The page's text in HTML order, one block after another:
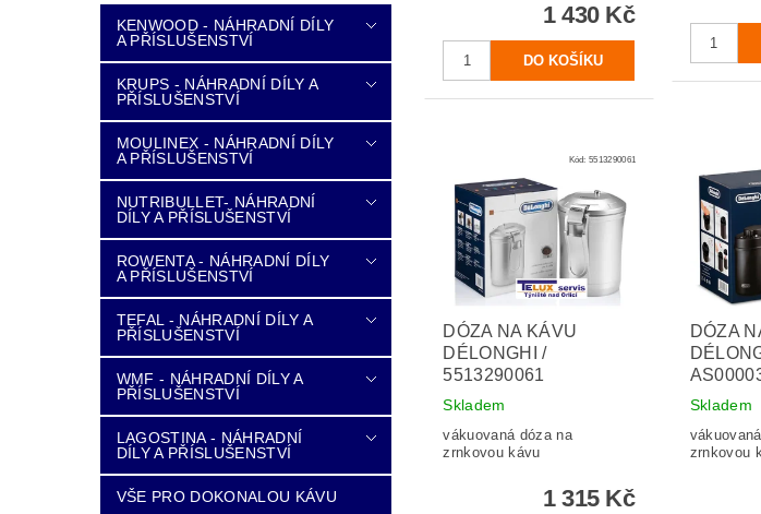
KENWOOD - NÁHRADNÍ DÍLY
A PŘÍSLUŠENSTVÍ
KRUPS - NÁHRADNÍ DÍLY A
PŘÍSLUŠENSTVÍ
MOULINEX - NÁHRADNÍ DÍLY
A PŘÍSLUŠENSTVÍ
NUTRIBULLET- NÁHRADNÍ
DÍLY A PŘÍSLUŠENSTVÍ
ROWENTA - NÁHRADNÍ DÍLY
A PŘÍSLUŠENSTVÍ
TEFAL - NÁHRADNÍ DÍLY A
PŘÍSLUŠENSTVÍ
WMF - NÁHRADNÍ DÍLY A
PŘÍSLUŠENSTVÍ
LAGOSTINA - NÁHRADNÍ
DÍLY A PŘÍSLUŠENSTVÍ
VŠE PRO DOKONALOU KÁVU
1 430 Kč
Kód:5513290061
DÓZA NA KÁVU
DÉLONGHI /
5513290061
Skladem
vákuovaná dóza na
zrnkovou kávu
1 315 Kč
DÓZA
Skladem
zrnkovou